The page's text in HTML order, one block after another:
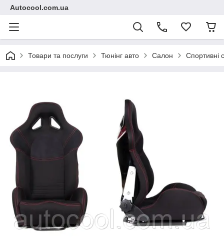
Autocool.com.ua
Товари та послуги Тюнінг авто Салон Спортивні